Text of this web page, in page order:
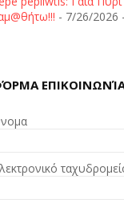
- 7/26/2026